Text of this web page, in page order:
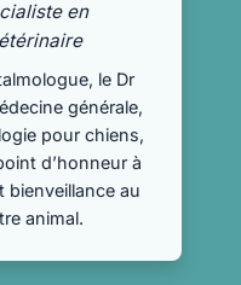
en
le Dr
générale,
pour chiens,
d’honneur à
bienveillance au
animal.